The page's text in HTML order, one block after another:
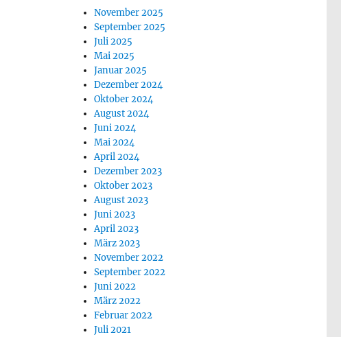
November 2025
September 2025
Juli 2025
Mai 2025
Januar 2025
Dezember 2024
Oktober 2024
August 2024
Juni 2024
Mai 2024
April 2024
Dezember 2023
Oktober 2023
August 2023
Juni 2023
April 2023
März 2023
November 2022
September 2022
Juni 2022
März 2022
Februar 2022
Juli 2021